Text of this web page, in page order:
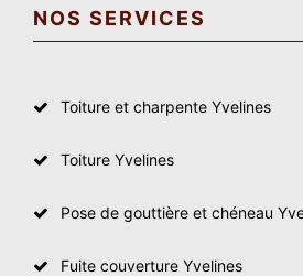
NOS SERVICES
Toiture et charpente Yvelines
Toiture Yvelines
Pose de gouttière et chéneau
Fuite couverture Yvelines